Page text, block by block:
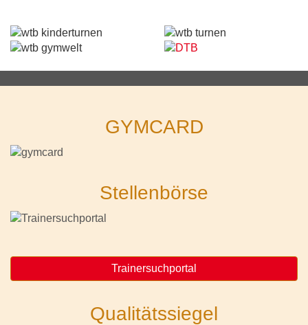
GYMCARD
Stellenbörse
Trainersuchportal
Qualitätssiegel